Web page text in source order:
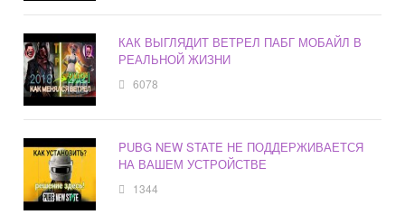
КАК ВЫГЛЯДИТ ВЕТРЕЛ ПАБГ МОБАЙЛ В
РЕАЛЬНОЙ ЖИЗНИ
6078
PUBG NEW STATE НЕ ПОДДЕРЖИВАЕТСЯ
НА ВАШЕМ УСТРОЙСТВЕ
1344